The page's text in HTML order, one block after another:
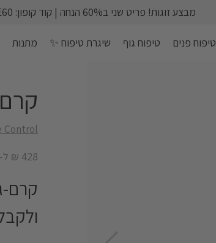
מבצע זוגות! פריט שני ב60% הנחה | קוד קופון: LOVE60
טיפוח פנים טיפוח גוף שיגרת טיפוח ✨ מתנות
Control
428 ₪ ל-100 מ״ל
קרם-